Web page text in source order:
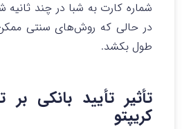
شماره کارت به شبا در چند ثانیه
در حالی که روش‌های سنتی
طول بکشد.
تأثیر تأیید بانکی بر
کریپتو